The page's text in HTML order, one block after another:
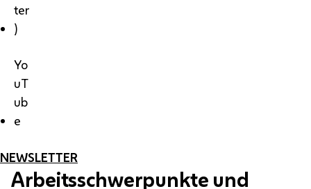
ter
)
Yo
uT
ub
e
NEWSLETTER
Arbeitsschwerpunkte und